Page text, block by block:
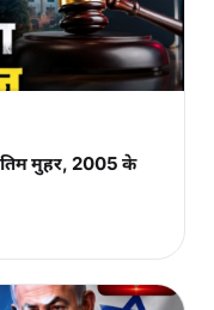
मुहर, 2005 के